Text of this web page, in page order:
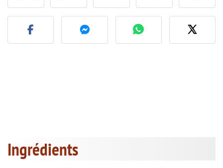
Publier votre photo de
Ingrédients